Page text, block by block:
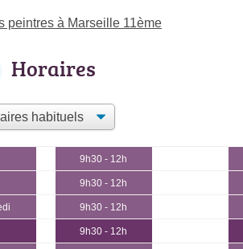
peintres à Marseille 11ème
Horaires
9h30 - 12h
9h30 - 12h
9h30 - 12h
9h30 - 12h